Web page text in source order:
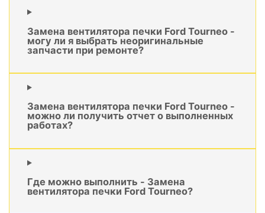
Замена вентилятора печки Ford Tourneo -
могу ли я выбрать неоригинальные
запчасти при ремонте?
Замена вентилятора печки Ford Tourneo -
можно ли получить отчет о выполненных
работах?
Где можно выполнить - Замена
вентилятора печки Ford Tourneo?